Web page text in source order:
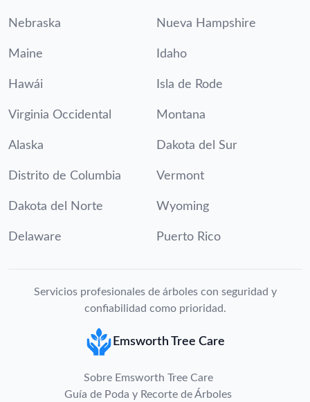
Nebraska Nueva Hampshire
Maine Idaho
Hawái Isla de Rode
Virginia Occidental Montana
Alaska Dakota del Sur
Distrito de Columbia Vermont
Dakota del Norte Wyoming
Delaware Puerto Rico
Servicios profesionales de árboles con seguridad y
confiabilidad como prioridad.
Emsworth Tree Care
Sobre Emsworth Tree Care
Guía de Poda y Recorte de Árboles